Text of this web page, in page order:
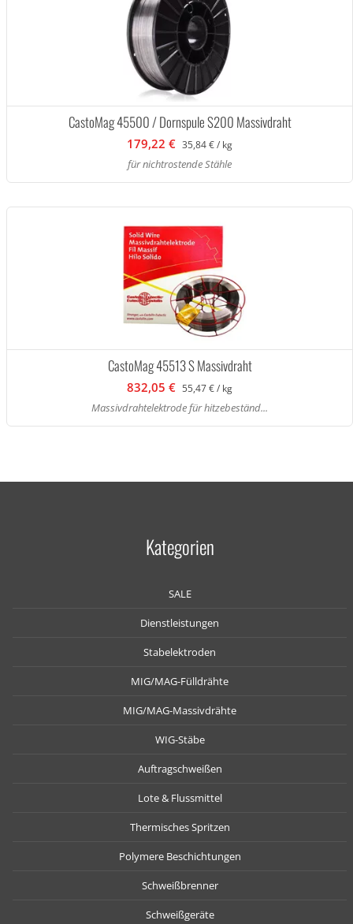
CastoMag 45500 / Dornspule S200 Massivdraht
179,22 € 35,84 € / kg
für nichtrostende Stähle
CastoMag 45513 S Massivdraht
832,05 € 55,47 € / kg
Massivdrahtelektrode für hitzebeständ...
Kategorien
SALE
Dienstleistungen
Stabelektroden
MIG/MAG-Fülldrähte
MIG/MAG-Massivdrähte
WIG-Stäbe
Auftragschweißen
Lote & Flussmittel
Thermisches Spritzen
Polymere Beschichtungen
Schweißbrenner
Schweißgeräte